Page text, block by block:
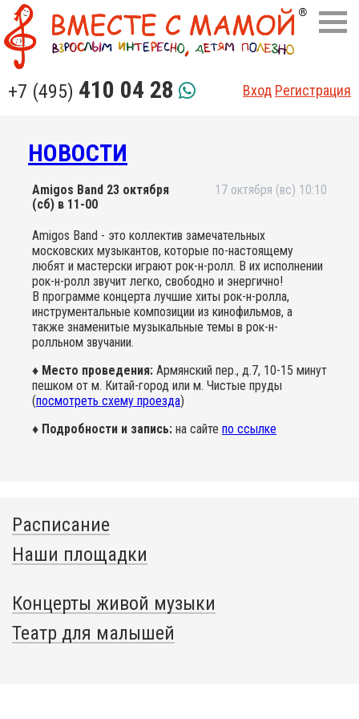
+7 (495) 410 04 28 Вход Регистрация
НОВОСТИ
Amigos Band 23 октября
(сб) в 11-00
17 октября (вс) 10:10
Amigos Band - это коллектив замечательных
московских музыкантов, которые по-настоящему
любят и мастерски играют рок-н-ролл. В их исполнении
рок-н-ролл звучит легко, свободно и энергично!
В программе концерта лучшие хиты рок-н-ролла,
инструментальные композиции из кинофильмов, а
также знаменитые музыкальные темы в рок-н-
ролльном звучании.
♦ Место проведения: Армянский пер., д.7, 10-15 минут
пешком от м. Китай-город или м. Чистые пруды
(посмотреть схему проезда)
♦ Подробности и запись: на сайте по ссылке
Расписание
Наши площадки
Концерты живой музыки
Театр для малышей